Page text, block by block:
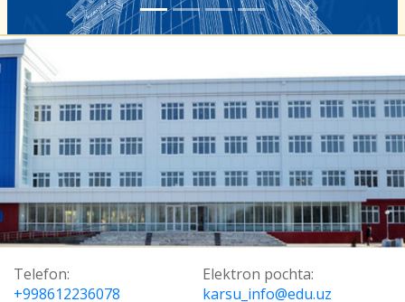
Telefon:
+998612236078
Elektron pochta:
karsu_info@edu.uz